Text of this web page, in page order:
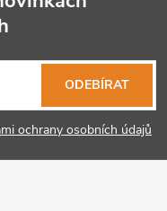
ochrany osobních údajů
ODEBÍRAT